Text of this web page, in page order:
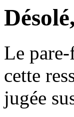
Le
cette
jugée